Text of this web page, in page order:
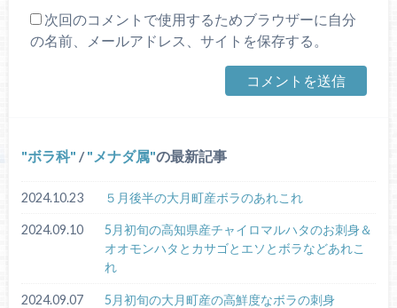
次回のコメントで使用するためブラウザーに自分
の名前、メールアドレス、サイトを保存する。
ボラ科 / メナダ属 の最新記事
2024.10.23 ５月後半の大月町産ボラのあれこれ
2024.09.10
5月初旬の高知県産チャイロマルハタのお刺身＆
オオモンハタとカサゴとエソとボラなどあれこ
れ
2024.09.07 5月初旬の大月町産の高鮮度なボラの刺身